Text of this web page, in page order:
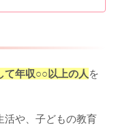
て年収○○以上の人 を
活や、子どもの教育